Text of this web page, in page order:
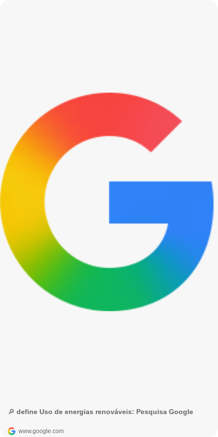
🔎 define Uso de energias renováveis: Pesquisa Google
www.google.com